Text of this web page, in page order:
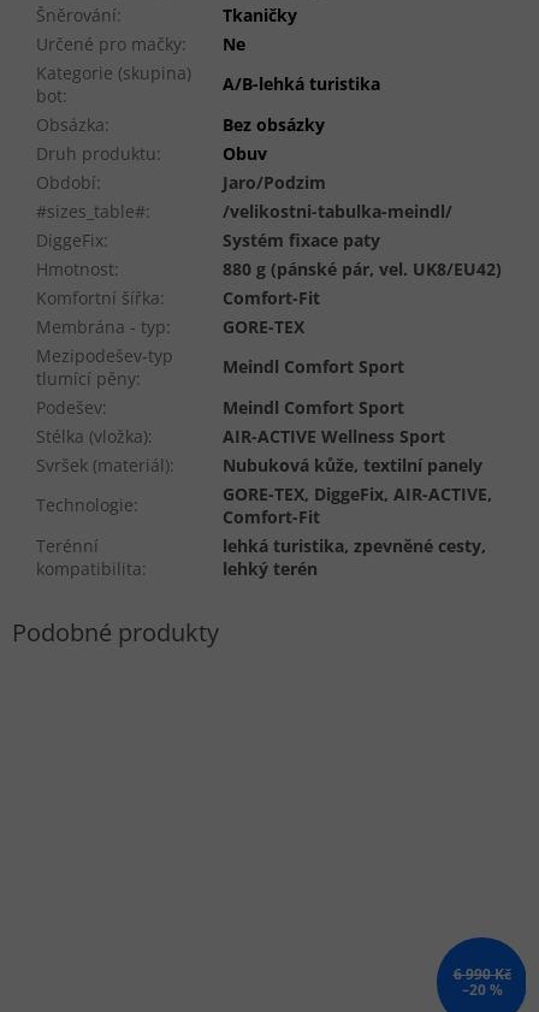
Šněrování:
Tkaničky
Určené pro mačky:
Ne
Kategorie (skupina)
bot:
A/B-lehká turistika
Obsázka:
Bez obsázky
Druh produktu:
Obuv
Období:
Jaro/Podzim
#sizes_table#:
/velikostni-tabulka-meindl/
DiggeFix:
Systém fixace paty
Hmotnost:
880 g (pánské pár, vel. UK8/EU42)
Komfortní šířka:
Comfort-Fit
Membrána - typ:
GORE-TEX
Mezipodešev-typ
tlumící pěny:
Meindl Comfort Sport
Podešev:
Meindl Comfort Sport
Stélka (vložka):
AIR-ACTIVE Wellness Sport
Svršek (materiál):
Nubuková kůže, textilní panely
Technologie:
GORE-TEX, DiggeFix, AIR-ACTIVE,
Comfort-Fit
Terénní
kompatibilita:
lehká turistika, zpevněné cesty,
lehký terén
6 990 Kč
–20 %